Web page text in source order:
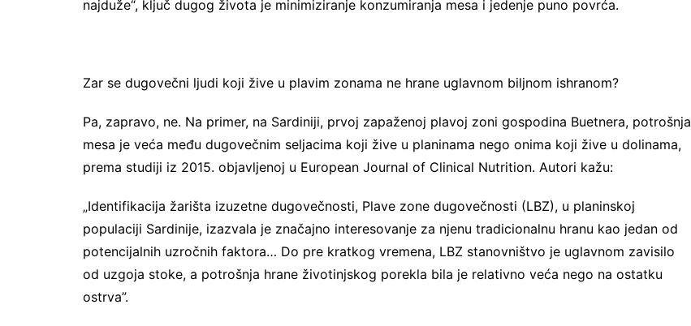
najduže“, ključ dugog života je minimiziranje konzumiranja mesa i jedenje puno povrća.
Zar se dugovečni ljudi koji žive u plavim zonama ne hrane uglavnom biljnom ishranom?
Pa, zapravo, ne. Na primer, na Sardiniji, prvoj zapaženoj plavoj zoni gospodina Buetnera, potrošnja
mesa je veća među dugovečnim seljacima koji žive u planinama nego onima koji žive u dolinama,
prema studiji iz 2015. objavljenoj u European Journal of Clinical Nutrition. Autori kažu:
„Identifikacija žarišta izuzetne dugovečnosti, Plave zone dugovečnosti (LBZ), u planinskoj
populaciji Sardinije, izazvala je značajno interesovanje za njenu tradicionalnu hranu kao jedan od
potencijalnih uzročnih faktora… Do pre kratkog vremena, LBZ stanovništvo je uglavnom zavisilo
od uzgoja stoke, a potrošnja hrane životinjskog porekla bila je relativno veća nego na ostatku
ostrva”.